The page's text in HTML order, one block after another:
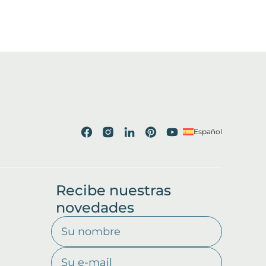
Español
Recibe nuestras
novedades